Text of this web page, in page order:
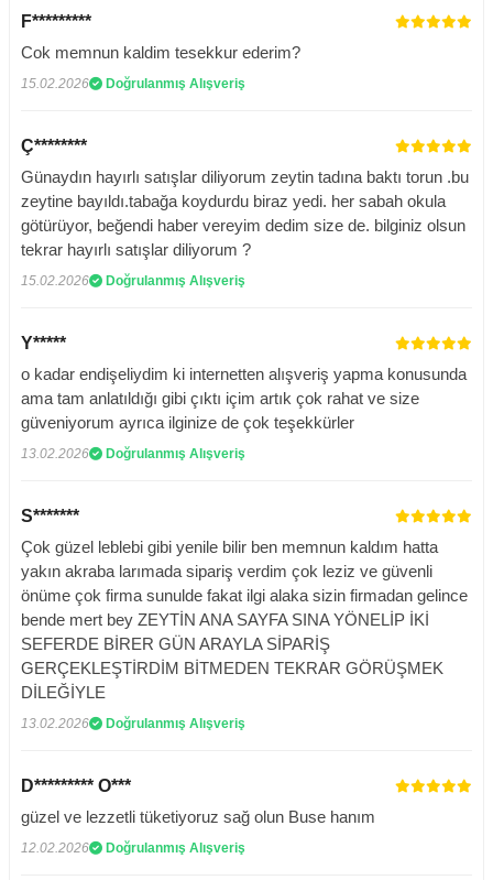
F*********
Cok memnun kaldim tesekkur ederim?
15.02.2026 Doğrulanmış Alışveriş
Ç********
Günaydın hayırlı satışlar diliyorum zeytin tadına baktı torun .bu
zeytine bayıldı.tabağa koydurdu biraz yedi. her sabah okula
götürüyor, beğendi haber vereyim dedim size de. bilginiz olsun
tekrar hayırlı satışlar diliyorum ?
15.02.2026 Doğrulanmış Alışveriş
Y*****
o kadar endişeliydim ki internetten alışveriş yapma konusunda
ama tam anlatıldığı gibi çıktı içim artık çok rahat ve size
güveniyorum ayrıca ilginize de çok teşekkürler
13.02.2026 Doğrulanmış Alışveriş
S*******
Çok güzel leblebi gibi yenile bilir ben memnun kaldım hatta
yakın akraba larımada sipariş verdim çok leziz ve güvenli
önüme çok firma sunulde fakat ilgi alaka sizin firmadan gelince
bende mert bey ZEYTİN ANA SAYFA SINA YÖNELİP İKİ
SEFERDE BİRER GÜN ARAYLA SİPARİŞ
GERÇEKLEŞTİRDİM BİTMEDEN TEKRAR GÖRÜŞMEK
DİLEĞİYLE
13.02.2026 Doğrulanmış Alışveriş
D********* O***
güzel ve lezzetli tüketiyoruz sağ olun Buse hanım
12.02.2026 Doğrulanmış Alışveriş